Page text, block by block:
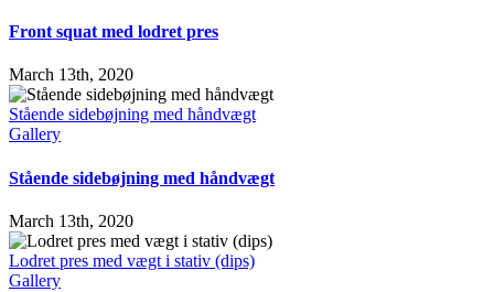
Front squat med lodret pres
March 13th, 2020
Stående sidebøjning med håndvægt
Gallery
Stående sidebøjning med håndvægt
March 13th, 2020
Lodret pres med vægt i stativ (dips)
Gallery